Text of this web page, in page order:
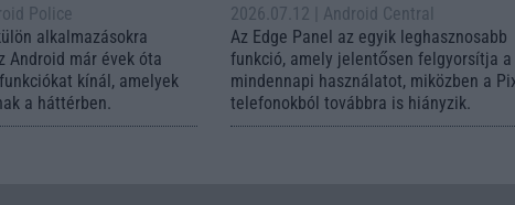
Police
alkalmazásokra
Android már évek óta
kínál, amelyek
a háttérben.
2026.07.12
| Android Central
Az Edge Panel az egyik leghasznosabb
funkció, amely jelentősen felgyorsítja a
mindennapi használatot, miközben a
telefonokból továbbra is hiányzik.